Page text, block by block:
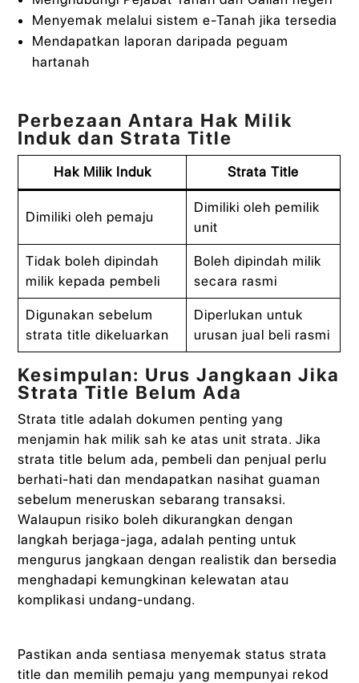
Menyemak melalui sistem e-Tanah jika tersedia
Mendapatkan laporan daripada peguam
hartanah
Perbezaan Antara Hak Milik
Induk dan Strata Title
Hak Milik Induk Strata Title
Dimiliki oleh pemaju
Dimiliki oleh pemilik
unit
Tidak boleh dipindah
milik kepada pembeli
Boleh dipindah milik
secara rasmi
Digunakan sebelum
strata title dikeluarkan
Diperlukan untuk
urusan jual beli rasmi
Kesimpulan: Urus Jangkaan Jika
Strata Title Belum Ada
Strata title adalah dokumen penting yang
menjamin hak milik sah ke atas unit strata. Jika
strata title belum ada, pembeli dan penjual perlu
berhati-hati dan mendapatkan nasihat guaman
sebelum meneruskan sebarang transaksi.
Walaupun risiko boleh dikurangkan dengan
langkah berjaga-jaga, adalah penting untuk
mengurus jangkaan dengan realistik dan bersedia
menghadapi kemungkinan kelewatan atau
komplikasi undang-undang.
Pastikan anda sentiasa menyemak status strata
title dan memilih pemaju yang mempunyai rekod